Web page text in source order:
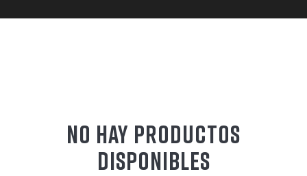
NO HAY PRODUCTOS
DISPONIBLES